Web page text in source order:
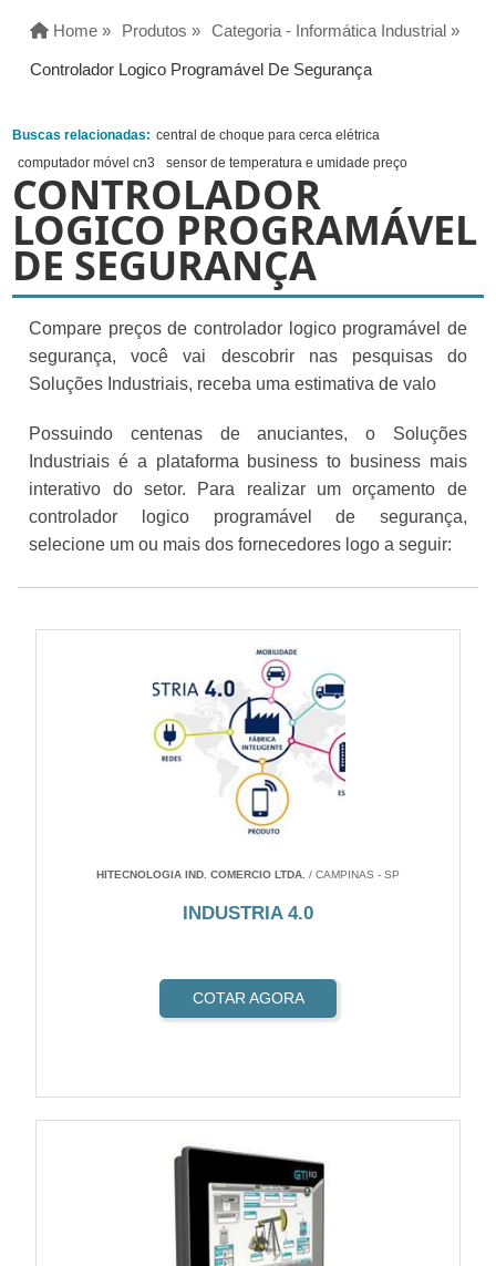
Home » Produtos » Categoria - Informática Industrial »
Controlador Logico Programável De Segurança
Buscas relacionadas: central de choque para cerca elétrica
computador móvel cn3
sensor de temperatura e umidade preço
CONTROLADOR
LOGICO PROGRAMÁVEL
DE SEGURANÇA
Compare preços de controlador logico programável de
segurança, você vai descobrir nas pesquisas do
Soluções Industriais, receba uma estimativa de valo
Possuindo centenas de anuciantes, o Soluções
Industriais é a plataforma business to business mais
interativo do setor. Para realizar um orçamento de
controlador logico programável de segurança,
selecione um ou mais dos fornecedores logo a seguir:
HITECNOLOGIA IND. COMERCIO LTDA. / CAMPINAS - SP
INDUSTRIA 4.0
COTAR AGORA